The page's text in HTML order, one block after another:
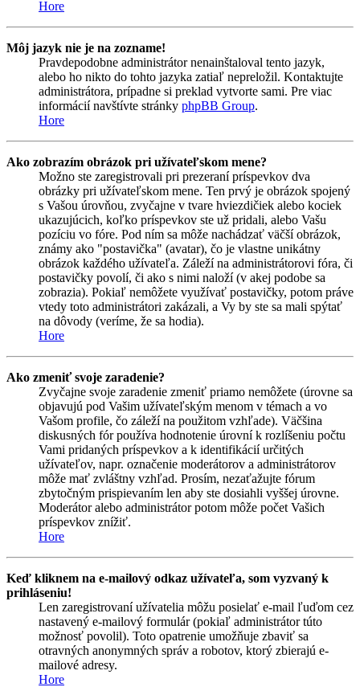
Hore
Môj jazyk nie je na zozname!
Pravdepodobne administrátor nenainštaloval tento jazyk,
alebo ho nikto do tohto jazyka zatiaľ nepreložil. Kontaktujte
administrátora, prípadne si preklad vytvorte sami. Pre viac
informácií navštívte stránky phpBB Group.
Hore
Ako zobrazím obrázok pri užívateľskom mene?
Možno ste zaregistrovali pri prezeraní príspevkov dva
obrázky pri užívateľskom mene. Ten prvý je obrázok spojený
s Vašou úrovňou, zvyčajne v tvare hviezdičiek alebo kociek
ukazujúcich, koľko príspevkov ste už pridali, alebo Vašu
pozíciu vo fóre. Pod ním sa môže nachádzať väčší obrázok,
známy ako "postavička" (avatar), čo je vlastne unikátny
obrázok každého užívateľa. Záleží na administrátorovi fóra, či
postavičky povolí, či ako s nimi naloží (v akej podobe sa
zobrazia). Pokiaľ nemôžete využívať postavičky, potom práve
vtedy toto administrátori zakázali, a Vy by ste sa mali spýtať
na dôvody (veríme, že sa hodia).
Hore
Ako zmeniť svoje zaradenie?
Zvyčajne svoje zaradenie zmeniť priamo nemôžete (úrovne sa
objavujú pod Vašim užívateľským menom v témach a vo
Vašom profile, čo záleží na použitom vzhľade). Väčšina
diskusných fór používa hodnotenie úrovní k rozlíšeniu počtu
Vami pridaných príspevkov a k identifikácií určitých
užívateľov, napr. označenie moderátorov a administrátorov
môže mať zvláštny vzhľad. Prosím, nezaťažujte fórum
zbytočným prispievaním len aby ste dosiahli vyššej úrovne.
Moderátor alebo administrátor potom môže počet Vašich
príspevkov znížiť.
Hore
Keď kliknem na e-mailový odkaz užívateľa, som vyzvaný k
prihláseniu!
Len zaregistrovaní užívatelia môžu posielať e-mail ľuďom cez
nastavený e-mailový formulár (pokiaľ administrátor túto
možnosť povolil). Toto opatrenie umožňuje zbaviť sa
otravných anonymných správ a robotov, ktorý zbierajú e-
mailové adresy.
Hore